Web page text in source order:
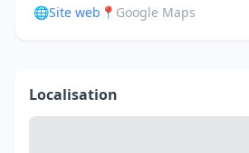
🌐Site web 📍 Google Maps
Localisation